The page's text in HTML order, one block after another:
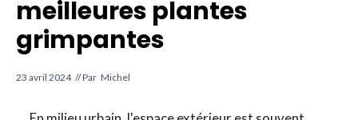
meilleures plantes
grimpantes
23 avril 2024 // Par Michel